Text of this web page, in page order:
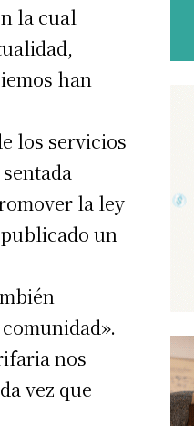
la cual
han
los servicios
la ley
un
nos
vez que